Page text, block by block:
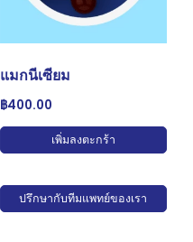
แมกนีเซียม
฿400.00
เพิ่มลงตะกร้า
ปรึกษากับทีมแพทย์ของเรา